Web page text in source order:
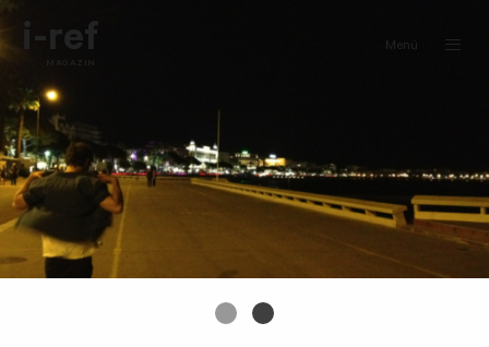
i-ref
MAGAZIN
Menü